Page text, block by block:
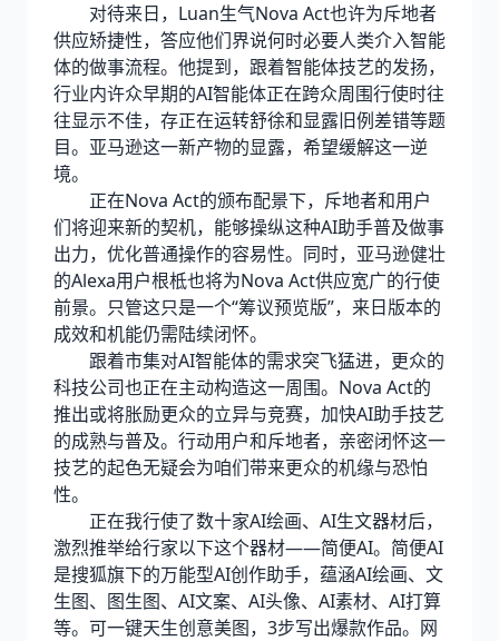
对待来日，Luan生气Nova Act也许为斥地者
供应矫捷性，答应他们界说何时必要人类介入智能
体的做事流程。他提到，跟着智能体技艺的发扬，
行业内许众早期的AI智能体正在跨众周围行使时往
往显示不佳，存正在运转舒徐和显露旧例差错等题
目。亚马逊这一新产物的显露，希望缓解这一逆
境。
正在Nova Act的颁布配景下，斥地者和用户
们将迎来新的契机，能够操纵这种AI助手普及做事
出力，优化普通操作的容易性。同时，亚马逊健壮
的Alexa用户根柢也将为Nova Act供应宽广的行使
前景。只管这只是一个“筹议预览版”，来日版本的
成效和机能仍需陆续闭怀。
跟着市集对AI智能体的需求突飞猛进，更众的
科技公司也正在主动构造这一周围。Nova Act的
推出或将胀励更众的立异与竞赛，加快AI助手技艺
的成熟与普及。行动用户和斥地者，亲密闭怀这一
技艺的起色无疑会为咱们带来更众的机缘与恐怕
性。
正在我行使了数十家AI绘画、AI生文器材后，
激烈推举给行家以下这个器材——简便AI。简便AI
是搜狐旗下的万能型AI创作助手，蕴涵AI绘画、文
生图、图生图、AI文案、AI头像、AI素材、AI打算
等。可一键天生创意美图，3步写出爆款作品。网